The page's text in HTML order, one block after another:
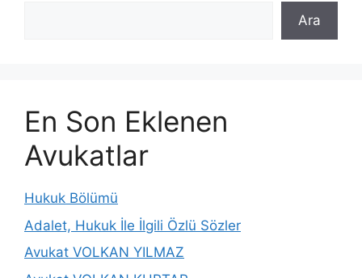
Ara
En Son Eklenen
Avukatlar
Hukuk Bölümü
Adalet, Hukuk İle İlgili Özlü Sözler
Avukat VOLKAN YILMAZ